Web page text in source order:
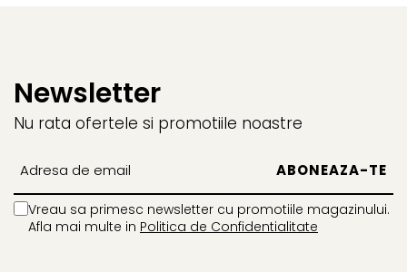
Newsletter
Nu rata ofertele si promotiile noastre
Vreau sa primesc newsletter cu promotiile magazinului.
Afla mai multe in Politica de Confidentialitate